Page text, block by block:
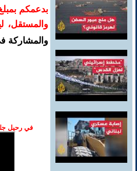
والمستقل،
والمشاركة
في رحيل